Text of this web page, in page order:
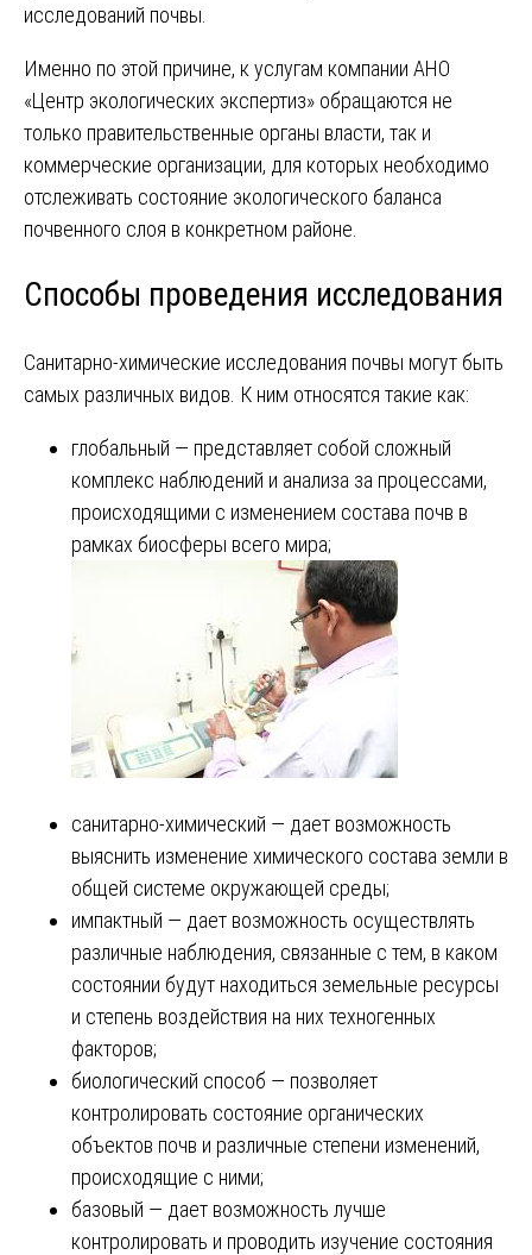
исследований почвы.
Именно по этой причине, к услугам компании АНО
«Центр экологических экспертиз» обращаются не
только правительственные органы власти, так и
коммерческие организации, для которых необходимо
отслеживать состояние экологического баланса
почвенного слоя в конкретном районе.
Способы проведения исследования
Санитарно-химические исследования почвы могут быть
самых различных видов. К ним относятся такие как:
глобальный ― представляет собой сложный
комплекс наблюдений и анализа за процессами,
происходящими с изменением состава почв в
рамках биосферы всего мира;
санитарно-химический ― дает возможность
выяснить изменение химического состава земли в
общей системе окружающей среды;
импактный ― дает возможность осуществлять
различные наблюдения, связанные с тем, в каком
состоянии будут находиться земельные ресурсы
и степень воздействия на них техногенных
факторов;
биологический способ ― позволяет
контролировать состояние органических
объектов почв и различные степени изменений,
происходящие с ними;
базовый ― дает возможность лучше
контролировать и проводить изучение состояния